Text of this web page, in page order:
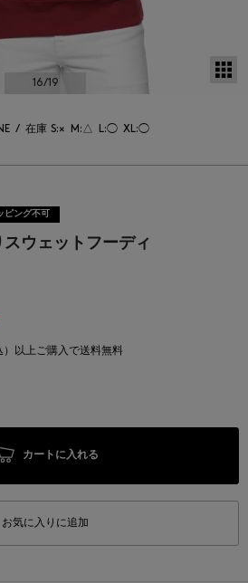
16/19
/ 在庫 S:× M:△ L:◯ XL:◯
ピング不可
ウェットフーディ
以上ご購入で送料無料
カートに入れる
お気に入りに追加